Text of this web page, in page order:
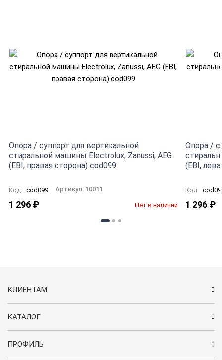
Опора / суппорт для вертикальной
стиральной машины Electrolux, Zanussi, AEG
(EBI, правая сторона) cod099
Код: cod099 Артикул: 10011
1 296 ₽ Нет в наличии
Опора /
(EBI,
Код:
1 296 ₽
КЛИЕНТАМ
КАТАЛОГ
ПРОФИЛЬ